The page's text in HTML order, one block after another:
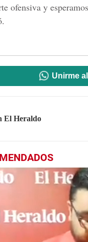
ofensiva y
Unirme
El Heraldo